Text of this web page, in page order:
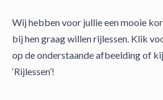
Wij hebben voor jullie een mooie
bij hen graag willen rijlessen. Klik
op de onderstaande afbeelding of
‘Rijlessen’!